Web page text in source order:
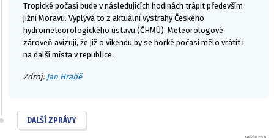
Tropické počasí bude v následujících hodinách trápit především
jižní Moravu. Vyplývá to z aktuální výstrahy Českého
hydrometeorologického ústavu (ČHMÚ). Meteorologové
zároveň avizují, že již o víkendu by se horké počasí mělo vrátit i
na další místa v republice.
Zdroj: Jan Hrabě
DALŠÍ ZPRÁVY